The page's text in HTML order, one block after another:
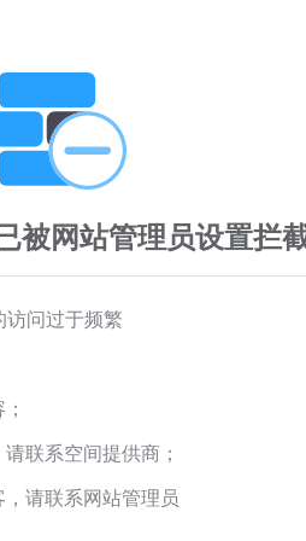
被网站管理员设置拦
访问过于频繁
联系空间提供商；
请联系网站管理员